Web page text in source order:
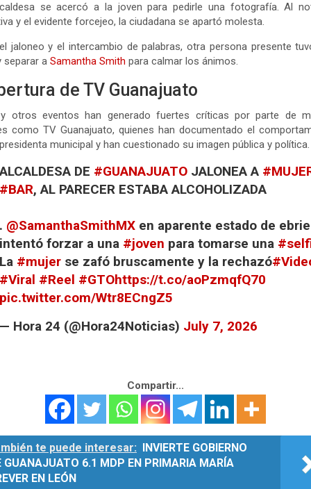
se acercó a la joven para pedirle una fotografía. Al
y el evidente forcejeo, la ciudadana se apartó molesta.
jaloneo y el intercambio de palabras, otra persona presente
separar a Samantha Smith para calmar los ánimos.
de TV Guanajuato
otros eventos han generado fuertes críticas por parte de
como TV Guanajuato, quienes han documentado el
municipal y han cuestionado su imagen pública y política.
ALCALDESA DE #GUANAJUATO JALONEA A
#BAR, AL PARECER ESTABA ALCOHOLIZADA
. @SamanthaSmithMX en aparente estado de
intentó forzar a una #joven para tomarse una
La #mujer se zafó bruscamente y la rechazó
#Viral #Reel #GTOhttps://t.co/aoPzmqfQ70
pic.twitter.com/Wtr8ECngZ5
— Hora 24 (@Hora24Noticias) July 7, 2026
Compartir...
te puede interesar:
INVIERTE GOBIERNO
GUANAJUATO 6.1 MDP EN PRIMARIA MARÍA
EN LEÓN